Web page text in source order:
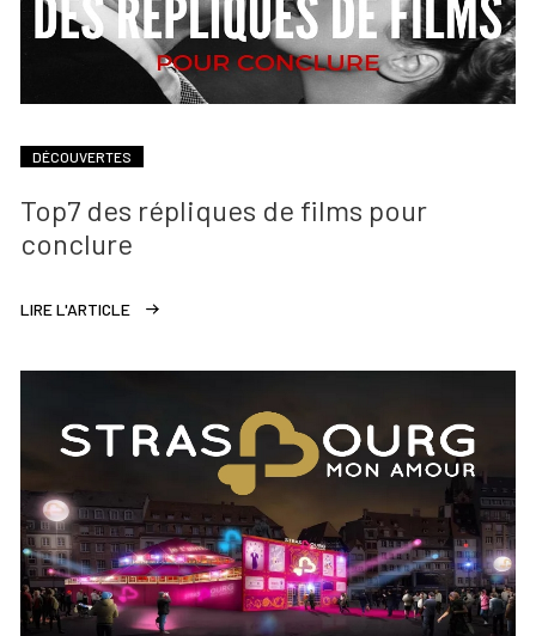
DÉCOUVERTES
Top7 des répliques de films pour
conclure
LIRE L'ARTICLE